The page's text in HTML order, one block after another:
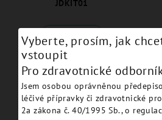
JDKIT01
Detail
Vyberte, prosím, jak
vstoupit
Pro zdravotnické
Jsem osobou oprávněnou
léčivé přípravky či zdravotnické
2a zákona č. 40/1995 Sb., o